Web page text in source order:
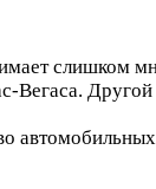
слишком
Вегаса.